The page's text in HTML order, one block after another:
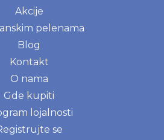
Akcije
pelenama
Blog
Kontakt
O nama
Gde kupiti
lojalnosti
se